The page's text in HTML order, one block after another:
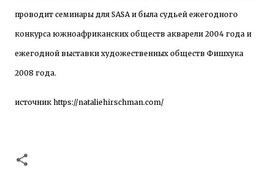
проводит семинары для SASA и была судьей ежегодного
конкурса южноафриканских обществ акварели 2004 года и
ежегодной выставки художественных обществ Фишхука
2008 года.
источник https://nataliehirschman.com/